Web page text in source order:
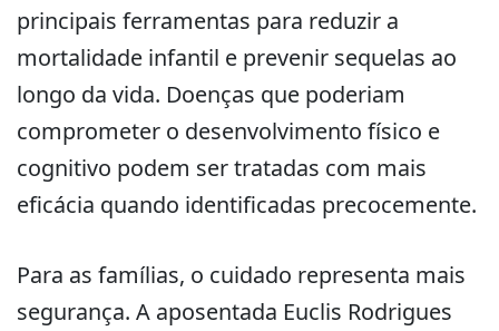
principais ferramentas para reduzir a
mortalidade infantil e prevenir sequelas ao
longo da vida. Doenças que poderiam
comprometer o desenvolvimento físico e
cognitivo podem ser tratadas com mais
eficácia quando identificadas precocemente.
Para as famílias, o cuidado representa mais
segurança. A aposentada Euclis Rodrigues